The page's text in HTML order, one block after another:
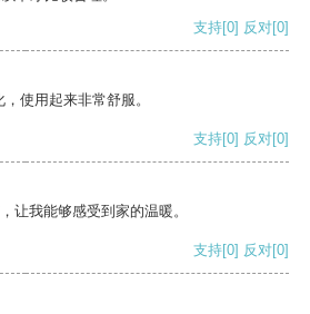
支持[0] 反对[0]
使用起来非常舒服。
支持[0] 反对[0]
让我能够感受到家的温暖。
支持[0] 反对[0]